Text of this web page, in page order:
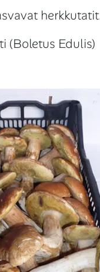
(Boletus